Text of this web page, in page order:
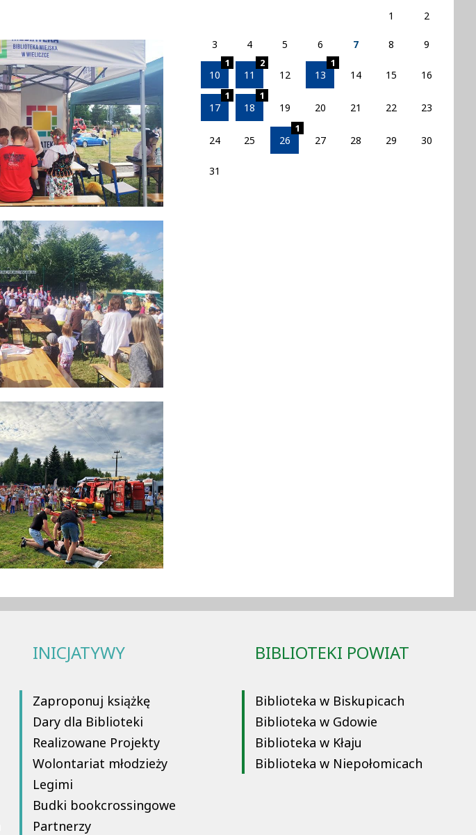
1 2
3 4 5 6 7 8 9
10
1
11
2
12 13
1
14 15 16
17
1
18
1
19 20 21 22 23
24 25 26
1
27 28 29 30
31
INICJATYWY
Zaproponuj książkę
Dary dla Biblioteki
Realizowane Projekty
Wolontariat młodzieży
Legimi
Budki bookcrossingowe
Partnerzy
BIBLIOTEKI POWIAT
Biblioteka w Biskupicach
Biblioteka w Gdowie
Biblioteka w Kłaju
Biblioteka w Niepołomicach